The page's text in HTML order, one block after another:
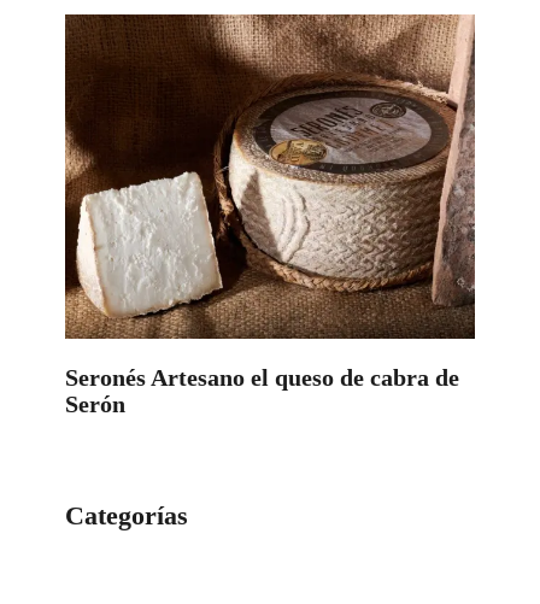
Seronés Artesano el queso de cabra de
Serón
Categorías